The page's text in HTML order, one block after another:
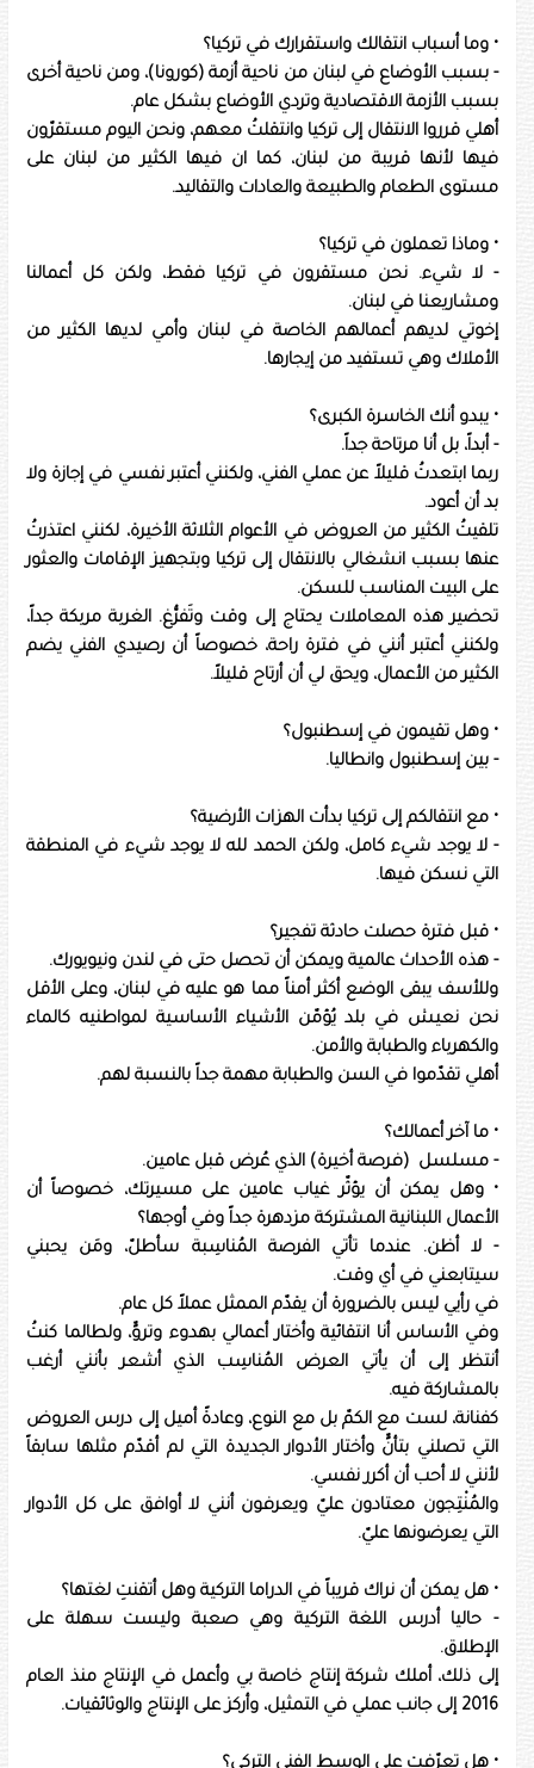
• وما أسباب انتقالك واستقرارك في تركيا؟
- بسبب الأوضاع في لبنان من ناحية أزمة (كورونا)، ومن ناحية أخرى
بسبب الأزمة الاقتصادية وتردي الأوضاع بشكل عام.
أهلي قرروا الانتقال إلى تركيا وانتقلتُ معهم، ونحن اليوم مستقرّون
فيها لأنها قريبة من لبنان، كما ان فيها الكثير من لبنان على
مستوى الطعام والطبيعة والعادات والتقاليد.
• وماذا تعملون في تركيا؟
- لا شيء. نحن مستقرون في تركيا فقط، ولكن كل أعمالنا
ومشاريعنا في لبنان.
إخوتي لديهم أعمالهم الخاصة في لبنان وأمي لديها الكثير من
الأملاك وهي تستفيد من إيجارها.
• يبدو أنك الخاسرة الكبرى؟
- أبداً، بل أنا مرتاحة جداً.
ربما ابتعدتُ قليلاً عن عملي الفني، ولكنني أعتبر نفسي في إجازة ولا
بد أن أعود.
تلقيتُ الكثير من العروض في الأعوام الثلاثة الأخيرة، لكنني اعتذرتُ
عنها بسبب انشغالي بالانتقال إلى تركيا وبتجهيز الإقامات والعثور
على البيت المناسب للسكن.
تحضير هذه المعاملات يحتاج إلى وقت وتَفرُّغ. الغربة مربكة جداً،
ولكنني أعتبر أنني في فترة راحة، خصوصاً أن رصيدي الفني يضم
الكثير من الأعمال، ويحق لي أن أرتاح قليلاً.
• وهل تقيمون في إسطنبول؟
- بين إسطنبول وانطاليا.
• مع انتقالكم إلى تركيا بدأت الهزات الأرضية؟
- لا يوجد شيء كامل، ولكن الحمد لله لا يوجد شيء في المنطقة
التي نسكن فيها.
• قبل فترة حصلت حادثة تفجير؟
- هذه الأحداث عالمية ويمكن أن تحصل حتى في لندن ونيويورك.
وللأسف يبقى الوضع أكثر أمناً مما هو عليه في لبنان، وعلى الأقل
نحن نعيش في بلد يُؤمّن الأشياء الأساسية لمواطنيه كالماء
والكهرباء والطبابة والأمن.
أهلي تقدّموا في السن والطبابة مهمة جداً بالنسبة لهم.
• ما آخر أعمالك؟
- مسلسل (فرصة أخيرة) الذي عُرض قبل عامين.
• وهل يمكن أن يؤثّر غياب عامين على مسيرتك، خصوصاً أن
الأعمال اللبنانية المشتركة مزدهرة جداً وفي أوجها؟
- لا أظن. عندما تأتي الفرصة المُناسِبة سأطلّ، ومَن يحبني
سيتابعني في أي وقت.
في رأيي ليس بالضرورة أن يقدّم الممثل عملاً كل عام.
وفي الأساس أنا انتقائية وأختار أعمالي بهدوء وتروٍّ، ولطالما كنتُ
أنتظر إلى أن يأتي العرض المُناسِب الذي أشعر بأنني أرغب
بالمشاركة فيه.
كفنانة، لست مع الكمّ بل مع النوع، وعادةً أميل إلى درس العروض
التي تصلني بتأنٍّ وأختار الأدوار الجديدة التي لم أقدّم مثلها سابقاً
لأنني لا أحب أن أكرر نفسي.
والمُنْتِجون معتادون عليّ ويعرفون أنني لا أوافق على كل الأدوار
التي يعرضونها عليّ.
• هل يمكن أن نراك قريباً في الدراما التركية وهل أتقنتِ لغتها؟
- حاليا أدرس اللغة التركية وهي صعبة وليست سهلة على
الإطلاق.
إلى ذلك، أملك شركة إنتاج خاصة بي وأعمل في الإنتاج منذ العام
2016 إلى جانب عملي في التمثيل، وأركز على الإنتاج والوثائقيات.
• هل تعرّفتِ على الوسط الفني التركي؟